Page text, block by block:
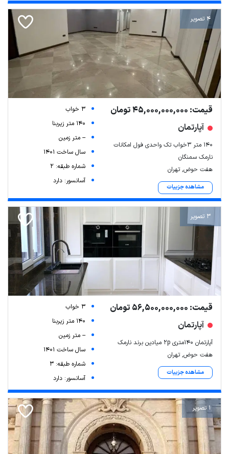
4 تصویر
قیمت: 45,000,000,000 تومان
آپارتمان
۱۴۰ متر ۳خواب تک واحدی فول امکانات
نارمک سمنگان
هفت حوض, تهران
مشاهده جزییات
3 خواب
140 متر زیربنا
-- متر زمین
سال ساخت 1401
شماره طبقه: 2
آسانسور: دارد
3 تصویر
قیمت: 56,500,000,000 تومان
آپارتمان
آپارتمان ۱۴۰متری 2p میادین برند نارمک
هفت حوض, تهران
مشاهده جزییات
3 خواب
140 متر زیربنا
-- متر زمین
سال ساخت 1401
شماره طبقه: 3
آسانسور: دارد
1 تصویر